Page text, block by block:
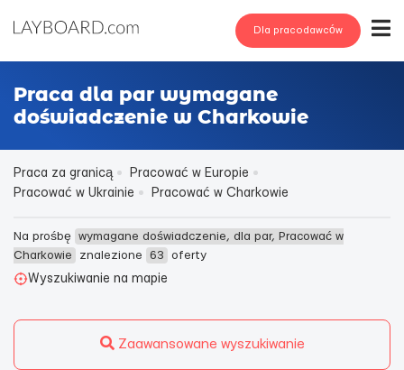
Dla pracodawców
Praca dla par wymagane
doświadczenie w Charkowie
Praca za granicą
Pracować w Europie
Pracować w Ukrainie
Pracować w Charkowie
Na prośbę wymagane doświadczenie, dla par, Pracować w
Charkowie
znalezione 63
oferty
Wyszukiwanie na mapie
Zaawansowane wyszukiwanie